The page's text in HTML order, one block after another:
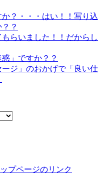
？・・・はい！！写り込
？
らいました！！だからし
」ですか？？
ジ」のおかげで「良い仕